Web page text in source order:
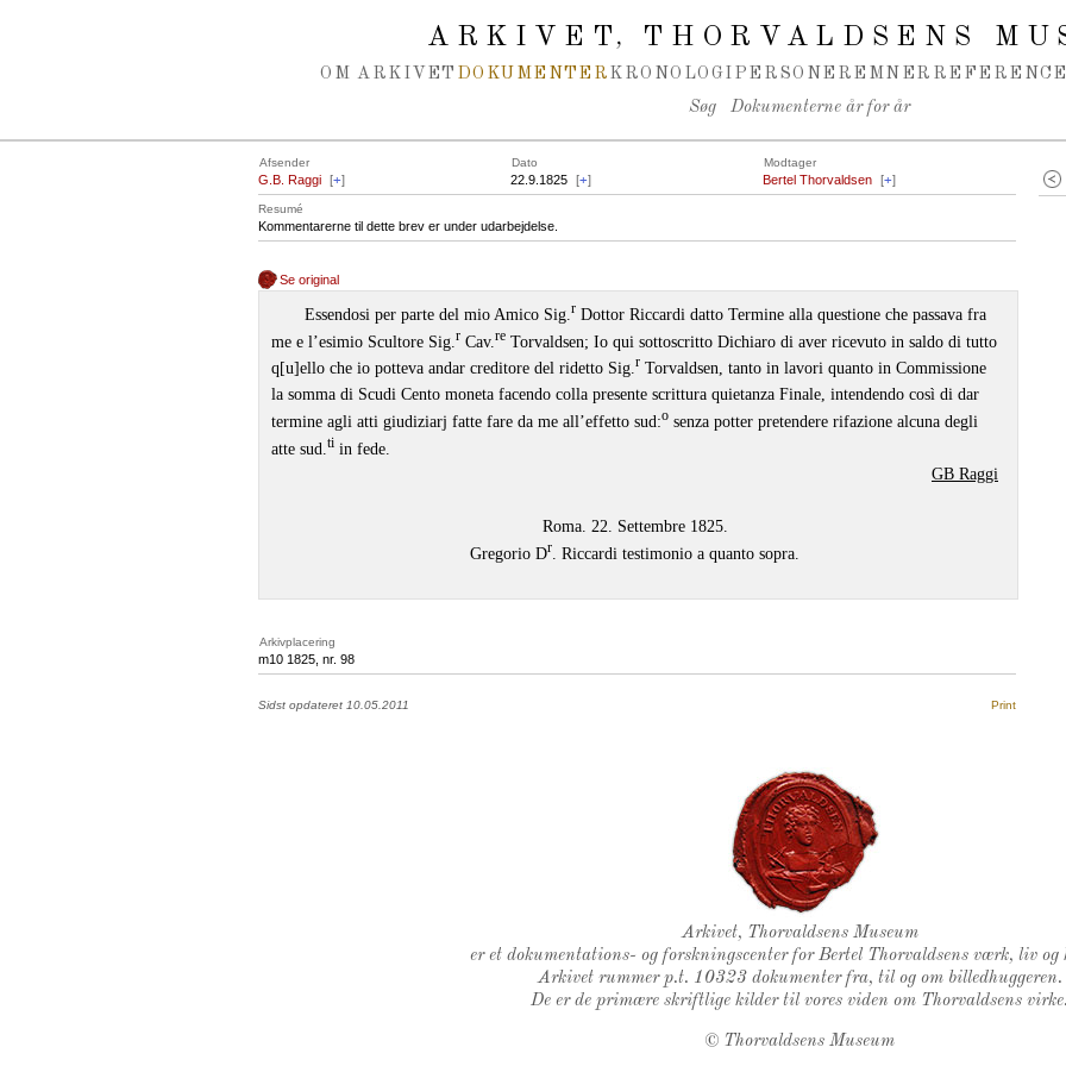
ARKIVET, THORVALDSENS
OM ARKIVET DOKUMENTER KRONOLOGI PERSONER EMNER
Søg Dokumenterne år for år
Afsender Dato Modtager
G.B. Raggi [+] 22.9.1825 [+] Bertel Thorvaldsen [+]
Resumé
Kommentarerne til dette brev er under udarbejdelse.
Se original
Essendosi per parte del mio Amico Sig. r Dottor Riccardi datto Termine alla questione che passava fra
me e l’esimio Scultore Sig. r Cav. re Torvaldsen; Io qui sottoscritto Dichiaro di aver ricevuto in saldo di tutto
q[u]ello che io potteva andar creditore del ridetto Sig. r Torvaldsen, tanto in lavori quanto in Commissione
la somma di Scudi Cento moneta facendo colla presente scrittura quietanza Finale, intendendo così di dar
termine agli atti giudiziarj fatte fare da me all’effetto sud:o senza potter pretendere rifazione alcuna degli
atte sud. ti in fede.
GB Raggi
Roma. 22. Settembre 1825.
Gregorio Dr . Riccardi testimonio a quanto sopra.
Arkivplacering
m10 1825, nr. 98
Sidst opdateret 10.05.2011 Print
Thorvaldsens Segl
Arkivet, Thorvaldsens Museum
er et dokumentations- og forskningscenter for Bertel Thorvaldsens værk, liv og
Arkivet rummer p.t. 10323 dokumenter fra, til og om billedhuggeren.
De er de primære skriftlige kilder til vores viden om Thorvaldsens virke.
© Thorvaldsens Museum